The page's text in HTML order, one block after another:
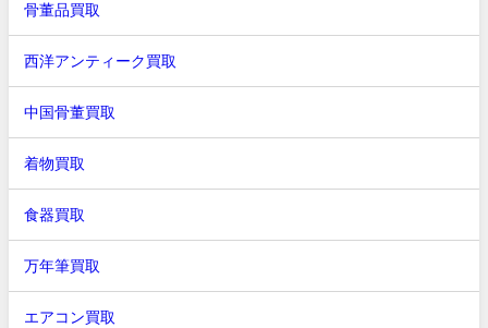
骨董品買取
西洋アンティーク買取
中国骨董買取
着物買取
食器買取
万年筆買取
エアコン買取